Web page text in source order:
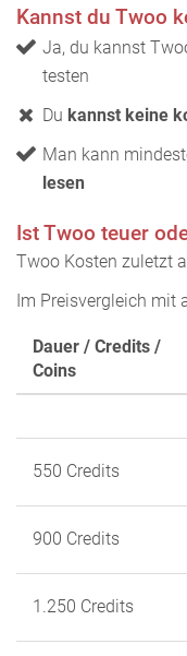
Kannst du Twoo
Ja, du kannst
testen
Du kannst keine
Man kann
lesen
Ist Twoo teuer
Twoo Kosten zuletzt
Im Preisvergleich mit
Dauer / Credits /
Coins
550 Credits
900 Credits
1.250 Credits